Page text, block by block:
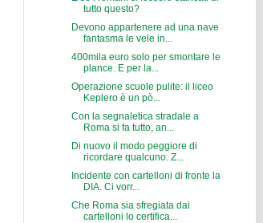
tutto questo?
Devono appartenere ad una nave
fantasma le vele in...
400mila euro solo per smontare le
plance. E per la...
Operazione scuole pulite: il liceo
Keplero è un pò...
Con la segnaletica stradale a
Roma si fa tutto, an...
Di nuovo il modo peggiore di
ricordare qualcuno. Z...
Incidente con cartelloni di fronte la
DIA. Ci vorr...
Che Roma sia sfregiata dai
cartelloni lo certifica...